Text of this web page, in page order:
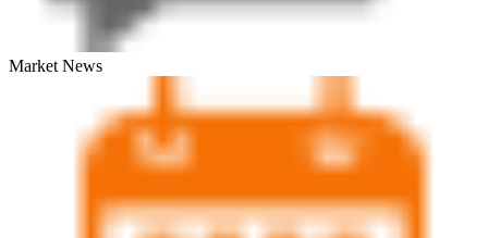
Market News